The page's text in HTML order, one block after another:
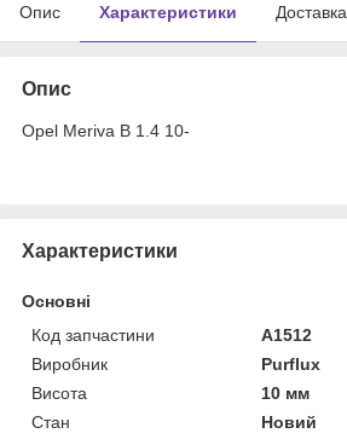
Опис Характеристики Доставка
Опис
Opel Meriva B 1.4 10-
Характеристики
Основні
Код запчастини
A1512
Виробник
Purflux
Висота
10 мм
Стан
Новий